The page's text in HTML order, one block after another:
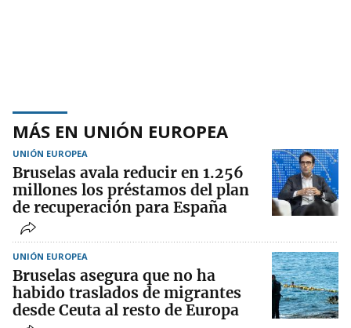
MÁS EN UNIÓN EUROPEA
UNIÓN EUROPEA
Bruselas avala reducir en 1.256
millones los préstamos del plan
de recuperación para España
UNIÓN EUROPEA
Bruselas asegura que no ha
habido traslados de migrantes
desde Ceuta al resto de Europa